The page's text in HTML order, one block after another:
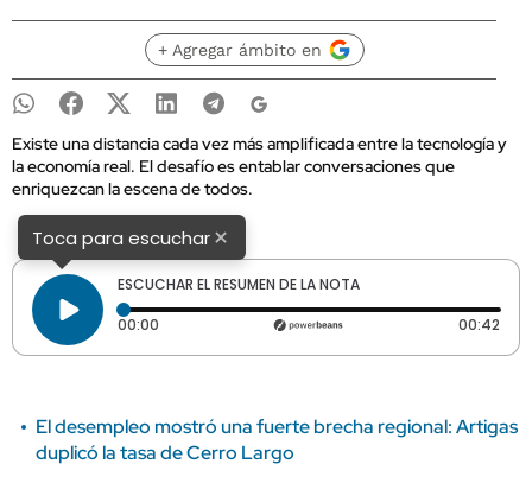
+ Agregar ámbito en
Existe una distancia cada vez más amplificada entre la tecnología y
la economía real. El desafío es entablar conversaciones que
enriquezcan la escena de todos.
Toca para escuchar×
ESCUCHAR EL RESUMEN DE LA NOTA
00:00 Tiempo transcurrido: 0 segundos 00:42
El desempleo mostró una fuerte brecha regional: Artigas
duplicó la tasa de Cerro Largo